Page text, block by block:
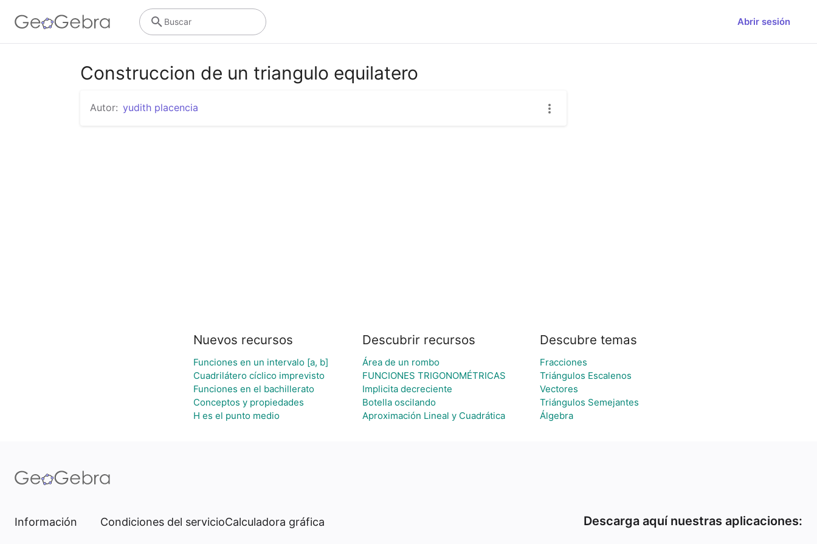
Abrir sesión
Buscar
Construccion de un triangulo equilatero
Autor: yudith placencia
Nuevos recursos
Funciones en un intervalo [a, b]
Cuadrilátero cíclico imprevisto
Funciones en el bachillerato
Conceptos y propiedades
H es el punto medio
Descubrir recursos
Área de un rombo
FUNCIONES TRIGONOMÉTRICAS
Implicita decreciente
Botella oscilando
Aproximación Lineal y Cuadrática
Descubre temas
Fracciones
Triángulos Escalenos
Vectores
Triángulos Semejantes
Álgebra
Información Condiciones del servicioCalculadora gráfica Descarga aquí nuestras aplicaciones: